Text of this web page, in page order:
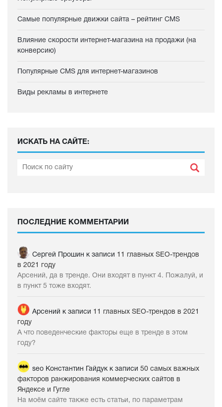
Самые популярные движки сайта – рейтинг CMS
Влияние скорости интернет-магазина на продажи (на
конверсию)
Популярные CMS для интернет-магазинов
Виды рекламы в интернете
ИСКАТЬ НА САЙТЕ:
ПОСЛЕДНИЕ КОММЕНТАРИИ
Сергей Прошин к записи 11 главных SEO-трендов
в 2021 году
Арсений, да в тренде. Они входят в пункт 4. Пожалуй, и
в пункт 5 тоже входят.
Арсений к записи 11 главных SEO-трендов в 2021
году
А что поведенческие факторы еще в тренде в этом
году?
seo Константин Гайдук к записи 50 самых важных
факторов ранжирования коммерческих сайтов в
Яндексе и Гугле
На моём сайте также есть статьи, по параметрам